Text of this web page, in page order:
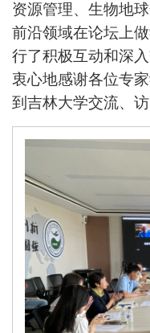
资源管理、生物地
前沿领域在论坛上
行了积极互动和深
衷心地感谢各位专
到吉林大学交流、访